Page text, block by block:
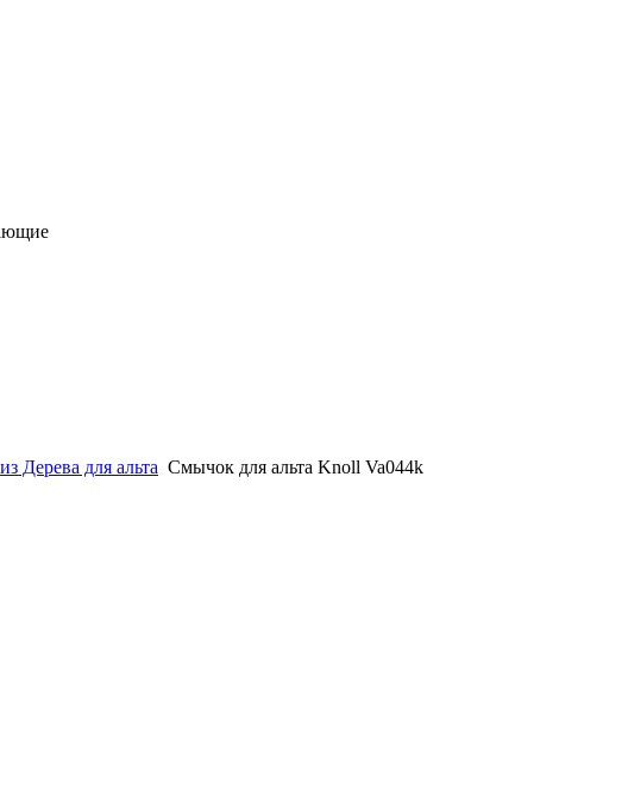
Дерева для альта Смычок для альта Knoll Va044k